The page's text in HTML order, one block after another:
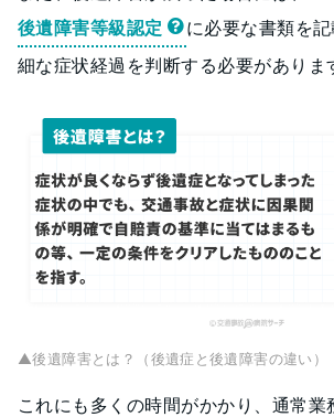
後遺障害等級認定
に必要な書類を
細な症状経過を判断する必要がありま
▲後遺障害とは？（後遺症と後遺障害の違い）
これにも多くの時間がかかり、通常業